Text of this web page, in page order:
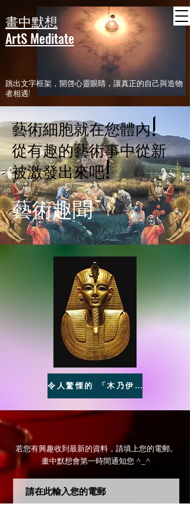
畫中默想
ArtS Meditate
​跳出文字框架，開啓心靈眼睛，讓真正的自己與造物
者相遇!
藝術細胞就在您體內!
​從有趣的藝術事中從新
被激發出來吧!
​藝術趣聞
令人驚慄的 「木乃伊色」
若您有興趣收到最新的資料，請填上您的電郵。
​畫中默想會第一時間通知您 ^_^